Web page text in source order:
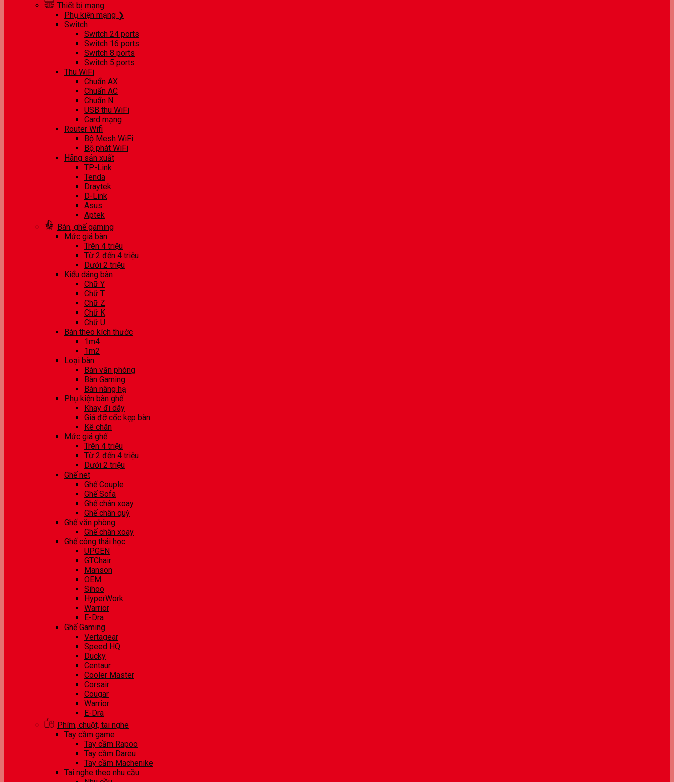
Thiết bị mạng
Phụ kiện mạng ❯
Switch
Switch 24 ports
Switch 16 ports
Switch 8 ports
Switch 5 ports
Thu WiFi
Chuẩn AX
Chuẩn AC
Chuẩn N
USB thu WiFi
Card mạng
Router Wifi
Bộ Mesh WiFi
Bộ phát WiFi
Hãng sản xuất
TP-Link
Tenda
Draytek
D-Link
Asus
Aptek
Bàn, ghế gaming
Mức giá bàn
Trên 4 triệu
Từ 2 đến 4 triệu
Dưới 2 triệu
Kiểu dáng bàn
Chữ Y
Chữ T
Chữ Z
Chữ K
Chữ U
Bàn theo kích thước
1m4
1m2
Loại bàn
Bàn văn phòng
Bàn Gaming
Bàn nâng hạ
Phụ kiện bàn ghế
Khay đi dây
Giá đỡ cốc kẹp bàn
Kê chân
Mức giá ghế
Trên 4 triệu
Từ 2 đến 4 triệu
Dưới 2 triệu
Ghế net
Ghế Couple
Ghế Sofa
Ghế chân xoay
Ghế chân quỳ
Ghế văn phòng
Ghế chân xoay
Ghế công thái học
UPGEN
GTChair
Manson
OEM
Sihoo
HyperWork
Warrior
E-Dra
Ghế Gaming
Vertagear
Speed HQ
Ducky
Centaur
Cooler Master
Corsair
Cougar
Warrior
E-Dra
Phím, chuột, tai nghe
Tay cầm game
Tay cầm Rapoo
Tay cầm Dareu
Tay cầm Machenike
Tai nghe theo nhu cầu